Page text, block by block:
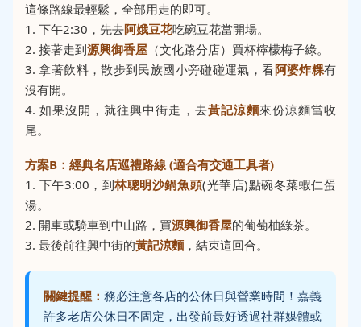
這條路線最輕鬆，全部用走的即可。
1. 下午2:30，先去阿娥豆花吃碗豆花當開場。
2. 接著走到源興御香屋 （文化路分店）買杯檸檬梅子綠。
3. 拿著飲料，散步到民族國小旁碰碰運氣，看阿婆炸粿有
沒有開。
4. 如果沒開，就往興中街走，去黃記涼麵來份涼麵當收
尾。
方案B：經典名店巡禮路線 (適合有交通工具者)
1. 下午3:00，到林聰明沙鍋魚頭(光華店)點碗冬菜蝦仁蛋
湯。
2. 開車或騎車到中山路，買源興御香屋的葡萄柚綠茶。
3. 最後前往興中街的黃記涼麵 ，結束這回合。
關鍵提醒： 務必注意各店的公休日與營業時間！嘉義
許多老店公休日不固定，出發前最好透過社群媒體或